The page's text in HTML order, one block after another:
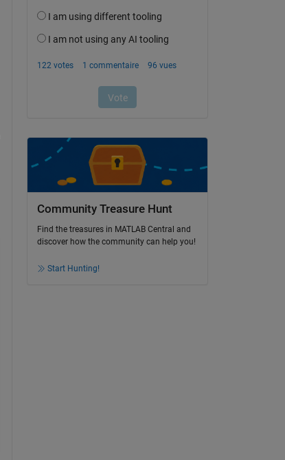
Community Treasure Hunt
Find the treasures in MATLAB Central and
discover how the community can help you!
Start Hunting!